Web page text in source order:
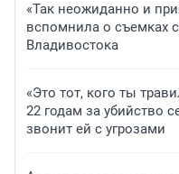
«Так неожиданно и
вспомнила о съемках
Владивостока
«Это тот, кого ты
22 годам за убийство
звонит ей с угрозами